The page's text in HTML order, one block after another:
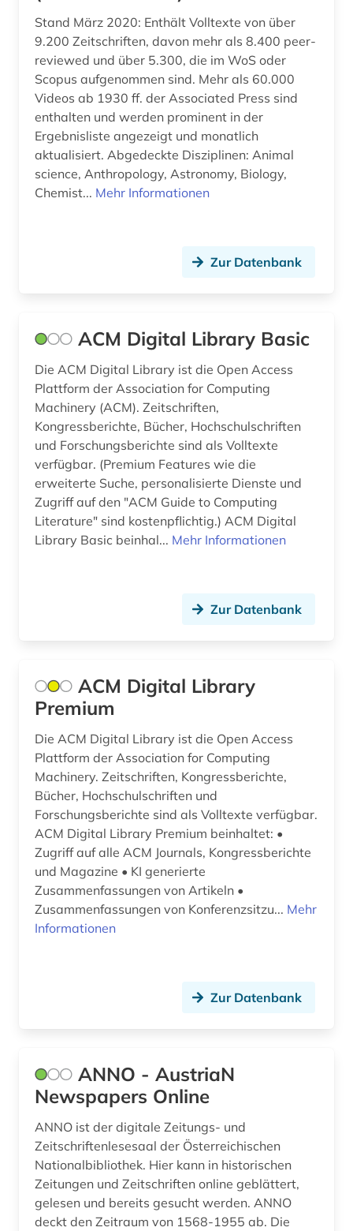
metrologie (1)
migration (1)
mitgliedsstaaten (1)
mobilitätsforschung (1)
nasa (1)
naturwissenschaften (12)
neuheitsrecherche (1)
oecd (1)
online-publikation (1)
open access (3)
patent (2)
patentanmeldung (1)
patentrecht (1)
poster (1)
publikationsserver (1)
pädagogik (1)
quelle (2)
raumfahrt (1)
recherche (1)
recht (1)
soziologie (1)
stadt (1)
stand der technik (1)
steuer (1)
Stand März 2020: Enthält Volltexte von über
9.200 Zeitschriften, davon mehr als 8.400 peer-
reviewed und über 5.300, die im WoS oder
Scopus aufgenommen sind. Mehr als 60.000
Videos ab 1930 ff. der Associated Press sind
enthalten und werden prominent in der
Ergebnisliste angezeigt und monatlich
aktualisiert. Abgedeckte Disziplinen: Animal
science, Anthropology, Astronomy, Biology,
Chemist... Mehr Informationen
Zur Datenbank
ACM Digital Library Basic
Die ACM Digital Library ist die Open Access
Plattform der Association for Computing
Machinery (ACM). Zeitschriften,
Kongressberichte, Bücher, Hochschulschriften
und Forschungsberichte sind als Volltexte
verfügbar. (Premium Features wie die
erweiterte Suche, personalisierte Dienste und
Zugriff auf den "ACM Guide to Computing
Literature" sind kostenpflichtig.) ACM Digital
Library Basic beinhal... Mehr Informationen
Zur Datenbank
ACM Digital Library
Premium
Die ACM Digital Library ist die Open Access
Plattform der Association for Computing
Machinery. Zeitschriften, Kongressberichte,
Bücher, Hochschulschriften und
Forschungsberichte sind als Volltexte verfügbar.
ACM Digital Library Premium beinhaltet: •
Zugriff auf alle ACM Journals, Kongressberichte
und Magazine • KI generierte
Zusammenfassungen von Artikeln •
Zusammenfassungen von Konferenzsitzu... Mehr
Informationen
Zur Datenbank
ANNO - AustriaN
Newspapers Online
ANNO ist der digitale Zeitungs- und
Zeitschriftenlesesaal der Österreichischen
Nationalbibliothek. Hier kann in historischen
Zeitungen und Zeitschriften online geblättert,
gelesen und bereits gesucht werden. ANNO
deckt den Zeitraum von 1568-1955 ab. Die